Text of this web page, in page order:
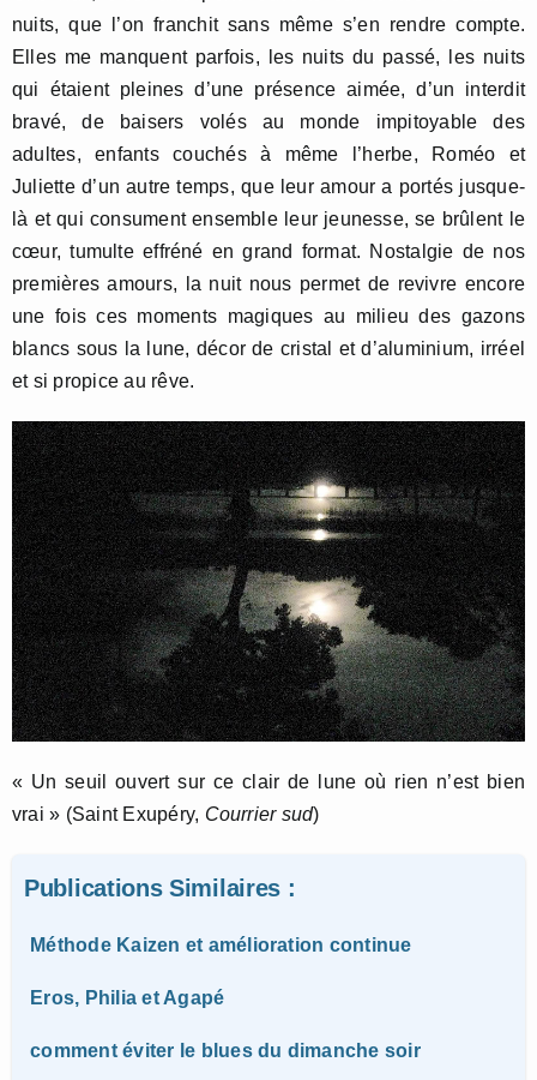
nuits, que l’on franchit sans même s’en rendre compte.
Elles me manquent parfois, les nuits du passé, les nuits
qui étaient pleines d’une présence aimée, d’un interdit
bravé, de baisers volés au monde impitoyable des
adultes, enfants couchés à même l’herbe, Roméo et
Juliette d’un autre temps, que leur amour a portés jusque-
là et qui consument ensemble leur jeunesse, se brûlent le
cœur, tumulte effréné en grand format. Nostalgie de nos
premières amours, la nuit nous permet de revivre encore
une fois ces moments magiques au milieu des gazons
blancs sous la lune, décor de cristal et d’aluminium, irréel
et si propice au rêve.
« Un seuil ouvert sur ce clair de lune où rien n’est bien
vrai » (Saint Exupéry, Courrier sud)
Publications Similaires :
Méthode Kaizen et amélioration continue
Eros, Philia et Agapé
comment éviter le blues du dimanche soir